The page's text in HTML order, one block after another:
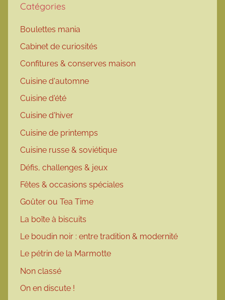
Catégories
Boulettes mania
Cabinet de curiosités
Confitures & conserves maison
Cuisine d'automne
Cuisine d'été
Cuisine d'hiver
Cuisine de printemps
Cuisine russe & soviétique
Défis, challenges & jeux
Fêtes & occasions spéciales
Goûter ou Tea Time
La boîte à biscuits
Le boudin noir : entre tradition & modernité
Le pétrin de la Marmotte
Non classé
On en discute !